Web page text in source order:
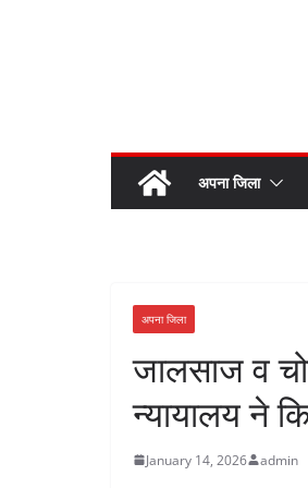
अपना जिला
अपना जिला
जालसाज व
न्यायालय ने
January 14, 2026 admin